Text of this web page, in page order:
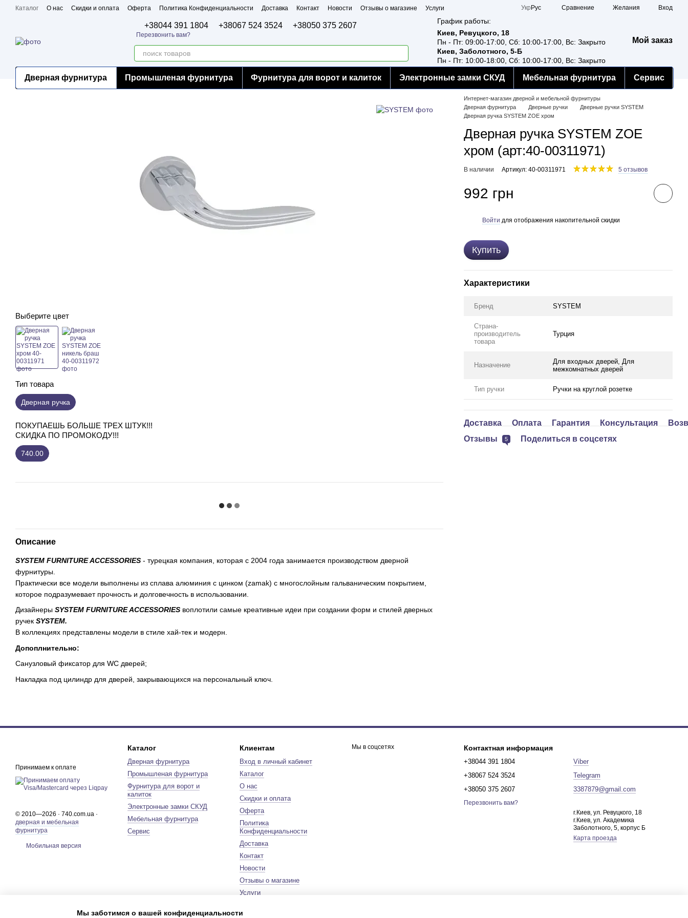
Перейти к основному контенту
Каталог О нас Скидки и оплата Оферта Политика Конфиденциальности Доставка Контакт Новости Отзывы о магазине
Услуги
Укр Рус Сравнение Желания Вход
+38044 391 1804 +38067 524 3524 +38050 375 2607
Перезвонить вам?
График работы:
Киев, Ревуцкого, 18
Пн - Пт: 09:00-17:00, Сб: 10:00-17:00, Вс: Закрыто
Киев, Заболотного, 5-Б
Пн - Пт: 10:00-18:00, Сб: 10:00-17:00, Вс: Закрыто
Мой заказ
Дверная фурнитура Промышленая фурнитура Фурнитура для ворот и калиток Электронные замки СКУД Мебельная фурнитура Сервис
Выберите цвет
Тип товара
Дверная ручка
ПОКУПАЕШЬ БОЛЬШЕ ТРЕХ ШТУК!!!
СКИДКА ПО ПРОМОКОДУ!!!
740.00
Описание
SYSTEM FURNITURE ACCESSORIES - турецкая компания, которая с 2004 года занимается производством дверной
фурнитуры.
Практически все модели выполнены из сплава алюминия с цинком (zamak) с многослойным гальваническим покрытием,
которое подразумевает прочность и долговечность в использовании.
Дизайнеры SYSTEM FURNITURE ACCESSORIES воплотили самые креативные идеи при создании форм и стилей дверных
ручек SYSTEM.
В коллекциях представлены модели в стиле хай-тек и модерн.
Допоплнительно:
Санузловый фиксатор для WC дверей;
Накладка под цилиндр для дверей, закрывающихся на персональный ключ.
Интернет-магазин дверной и мебельной фурнитуры
Дверная фурнитура
Дверные ручки
Дверные ручки SYSTEM
Дверная ручка SYSTEM ZOE хром
Дверная ручка SYSTEM ZOE
хром (арт:40-00311971)
В наличии Артикул: 40-00311971 5 отзывов
992 грн
Войти для отображения накопительной скидки
Купить
Характеристики
Бренд SYSTEM
Страна-
производитель
товара
Турция
Назначение
Для входных дверей, Для
межкомнатных дверей
Тип ручки Ручки на круглой розетке
Доставка Оплата Гарантия Консультация
Отзывы
5 Поделиться в соцсетях
Принимаем к оплате
© 2010—2026 · 740.com.ua ·
дверная и мебельная
фурнитура
Мобильная версия
Каталог
Дверная фурнитура
Промышленая фурнитура
Фурнитура для ворот и
калиток
Электронные замки СКУД
Мебельная фурнитура
Сервис
Клиентам
Вход в личный кабинет
Каталог
О нас
Скидки и оплата
Оферта
Политика
Конфиденциальности
Доставка
Контакт
Новости
Отзывы о магазине
Услуги
Мы в соцсетях Контактная информация
+38044 391 1804
+38067 524 3524
+38050 375 2607
Перезвонить вам?
Viber
Telegram
3387879@gmail.com
г.Киев, ул. Ревуцкого, 18
г.Киев, ул. Академика
Заболотного, 5, корпус Б
Карта проезда
Мы заботимся о вашей конфиденциальности